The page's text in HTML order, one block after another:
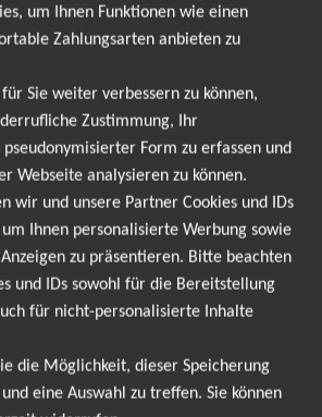
haben, erhalten Sie automatisch
mit dem Restbetrag. Es gibt keinen
der Gutschein hat kein Ablaufdatum.
Gutscheins oder die Einlösung nach
nicht möglich.
Tickets versendet?
im Regelfall per UPS versendet.
der Versand auch per Deutsche Post
DHL Express. Wir wählen den für Sie
Versand aus. Ihre Tickets sind
Versandprozesses versichert. Sobald
wurden, erhalten Sie von uns eine
der Sendungsnummer via E-Mail.
um Ihnen Funktionen wie einen
Zahlungsarten anbieten zu
Sie weiter verbessern zu können,
Zustimmung, Ihr
Form zu erfassen und
Webseite analysieren zu können.
wir und unsere Partner Cookies und IDs
Ihnen personalisierte Werbung sowie
zu präsentieren. Bitte beachten
und IDs sowohl für die Bereitstellung
für nicht-personalisierte Inhalte
die Möglichkeit, dieser Speicherung
eine Auswahl zu treffen. Sie können